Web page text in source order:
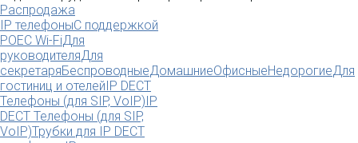
Распродажа
IP телефоныС поддержкой
POEC Wi-FiДля
руководителяДля
секретаряБеспроводныеДомашниеОфисныеНедорогиеДля
гостиниц и отелейIP DECT
Телефоны (для SIP, VoIP)IP
DECT Телефоны (для SIP,
VoIP)Трубки для IP DECT